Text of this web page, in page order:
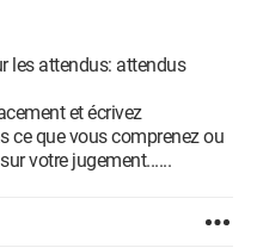
les attendus: attendus
et écrivez
ce que vous comprenez ou
votre jugement......